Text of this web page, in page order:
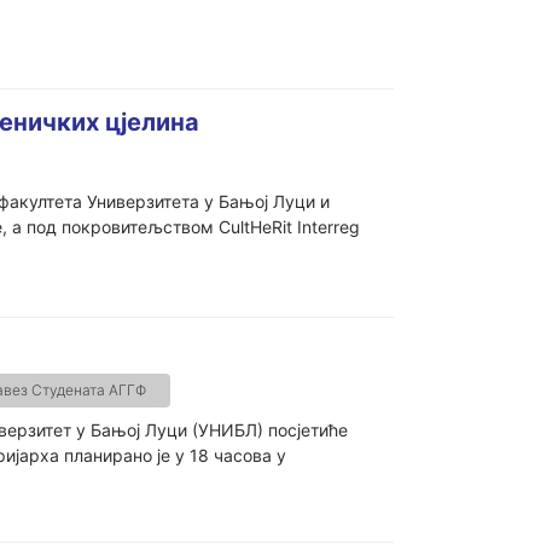
цјелина
Универзитета у Бањој Луци и
а под покровитељством CultHeRit Interreg
Студената АГГФ
у Бањој Луци (УНИБЛ) посјетиће
планирано је у 18 часова у